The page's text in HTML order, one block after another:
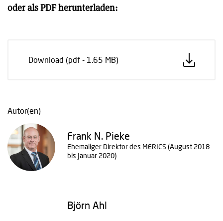
oder als PDF herunterladen:
Download (pdf - 1.65 MB)
Autor(en)
Frank N. Pieke
Ehemaliger Direktor des MERICS (August 2018
bis Januar 2020)
Björn Ahl